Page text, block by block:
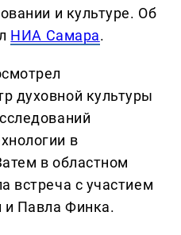
и культуре. Об
НИА Самара.
духовной культуры
в
в областном
встреча с участием
и Павла Финка.